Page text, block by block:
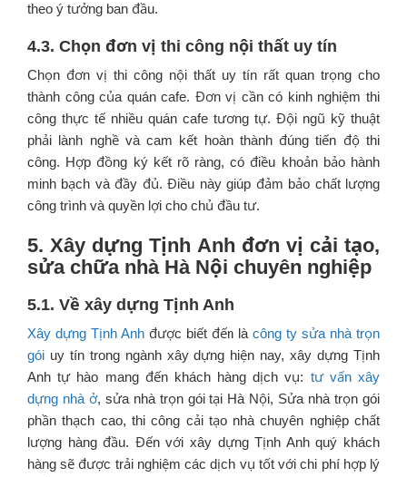
theo ý tưởng ban đầu.
4.3. Chọn đơn vị thi công nội thất uy tín
Chọn đơn vị thi công nội thất uy tín rất quan trọng cho
thành công của quán cafe. Đơn vị cần có kinh nghiệm thi
công thực tế nhiều quán cafe tương tự. Đội ngũ kỹ thuật
phải lành nghề và cam kết hoàn thành đúng tiến độ thi
công. Hợp đồng ký kết rõ ràng, có điều khoản bảo hành
minh bạch và đầy đủ. Điều này giúp đảm bảo chất lượng
công trình và quyền lợi cho chủ đầu tư.
5. Xây dựng Tịnh Anh đơn vị cải tạo,
sửa chữa nhà Hà Nội chuyên nghiệp
5.1. Về xây dựng Tịnh Anh
Xây dựng Tịnh Anhđược biết đến làcông ty sửa nhà trọn
gói uy tín trong ngành xây dựng hiện nay, xây dựng Tịnh
Anh tự hào mang đến khách hàng dịch vụ: tư vấn xây
dựng nhà ở, sửa nhà trọn gói tại Hà Nội, Sửa nhà trọn gói
phần thạch cao, thi công cải tạo nhà chuyên nghiệp chất
lượng hàng đầu. Đến với xây dựng Tịnh Anh quý khách
hàng sẽ được trải nghiệm các dịch vụ tốt với chi phí hợp lý